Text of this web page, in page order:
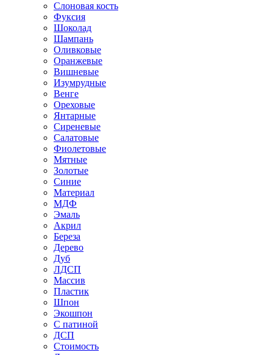
Слоновая кость
Фуксия
Шоколад
Шампань
Оливковые
Оранжевые
Вишневые
Изумрудные
Венге
Ореховые
Янтарные
Сиреневые
Салатовые
Фиолетовые
Мятные
Золотые
Синие
Материал
МДФ
Эмаль
Акрил
Береза
Дерево
Дуб
ЛДСП
Массив
Пластик
Шпон
Экошпон
С патиной
ДСП
Стоимость